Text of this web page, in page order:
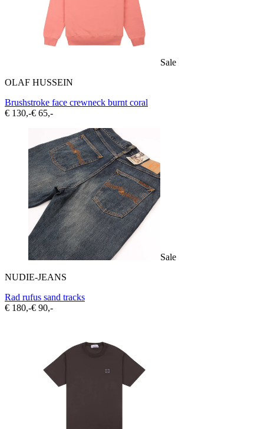
Sale
OLAF HUSSEIN
Brushstroke face crewneck burnt coral
€ 130,-€ 65,-
Sale
NUDIE-JEANS
Rad rufus sand tracks
€ 180,-€ 90,-